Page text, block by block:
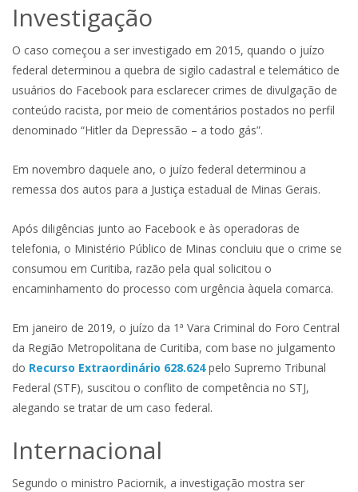
Investigaç​​ão
O caso começou a ser investigado em 2015, quando o juízo
federal determinou a quebra de sigilo cadastral e telemático de
usuários do Facebook para esclarecer crimes de divulgação de
conteúdo racista, por meio de comentários postados no perfil
denominado “Hitler da Depressão – a todo gás”.
Em novembro daquele ano, o juízo federal determinou a
remessa dos autos para a Justiça estadual de Minas Gerais.
Após diligências junto ao Facebook e às operadoras de
telefonia, o Ministério Público de Minas concluiu que o crime se
consumou em Curitiba, razão pela qual solicitou o
encaminhamento do processo com urgência àquela comarca.
Em janeiro de 2019, o juízo da 1ª Vara Criminal do Foro Central
da Região Metropolitana de Curitiba, com base no julgamento
do Recurso Extraordinário 628.624pelo Supremo Tribunal
Federal (STF), suscitou o conflito de competência no STJ,
alegando se tratar de um caso federal.
Internaciona​​l
Segundo o ministro Paciornik, a investigação mostra ser